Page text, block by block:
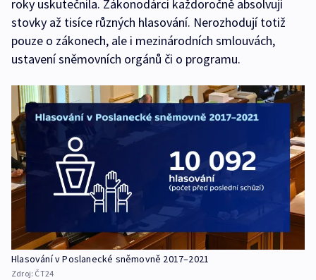
roky uskutečnila. Zákonodárci každoročně absolvují
stovky až tisíce různých hlasování. Nerozhodují totiž
pouze o zákonech, ale i mezinárodních smlouvách,
ustavení sněmovních orgánů či o programu.
Hlasování v Poslanecké sněmovně 2017–2021
Zdroj: ČT24